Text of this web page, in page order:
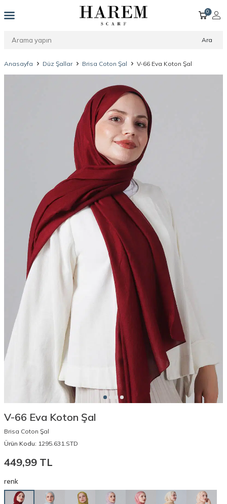
Ara
0
Anasayfa Düz Şallar Brisa Coton Şal V-66 Eva Koton Şal
V-66 Eva Koton Şal
Brisa Coton Şal
Ürün Kodu: 1295.631.STD
449,99 TL
renk